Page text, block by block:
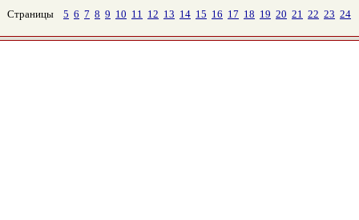
Страницы 5 6 7 8 9 10 11 12 13 14 15 16 17 18 19 20 21 22 23 24